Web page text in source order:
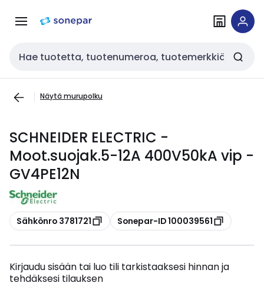
navigointiinsisältöön
Haku
Näytä murupolku
SCHNEIDER ELECTRIC -
Moot.suojak.5-12A 400V50kA vip -
GV4PE12N
Kopioi
Sähkönro 3781721 Kopioi
Sonepar-ID 100039561
Kirjaudu sisään tai luo tili tarkistaaksesi hinnan ja
tehdäksesi tilauksen